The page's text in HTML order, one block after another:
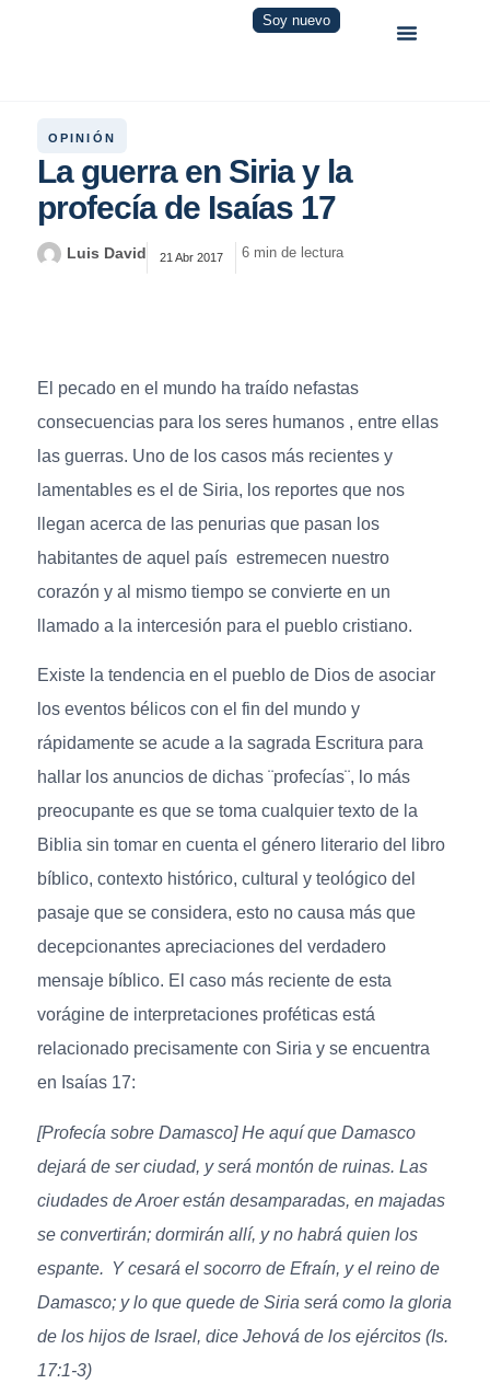
Soy nuevo
OPINIÓN
La guerra en Siria y la
profecía de Isaías 17
Luis David 21 Abr 2017 6 min de lectura
El pecado en el mundo ha traído nefastas
consecuencias para los seres humanos , entre ellas
las guerras. Uno de los casos más recientes y
lamentables es el de Siria, los reportes que nos
llegan acerca de las penurias que pasan los
habitantes de aquel país estremecen nuestro
corazón y al mismo tiempo se convierte en un
llamado a la intercesión para el pueblo cristiano.
Existe la tendencia en el pueblo de Dios de asociar
los eventos bélicos con el fin del mundo y
rápidamente se acude a la sagrada Escritura para
hallar los anuncios de dichas ¨profecías¨, lo más
preocupante es que se toma cualquier texto de la
Biblia sin tomar en cuenta el género literario del libro
bíblico, contexto histórico, cultural y teológico del
pasaje que se considera, esto no causa más que
decepcionantes apreciaciones del verdadero
mensaje bíblico. El caso más reciente de esta
vorágine de interpretaciones proféticas está
relacionado precisamente con Siria y se encuentra
en Isaías 17:
[Profecía sobre Damasco] He aquí que Damasco
dejará de ser ciudad, y será montón de ruinas. Las
ciudades de Aroer están desamparadas, en majadas
se convertirán; dormirán allí, y no habrá quien los
espante. Y cesará el socorro de Efraín, y el reino de
Damasco; y lo que quede de Siria será como la gloria
de los hijos de Israel, dice Jehová de los ejércitos (Is.
17:1-3)